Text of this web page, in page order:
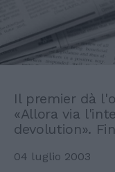
Il premier dà
«Allora via
devolution».
04 luglio 2003